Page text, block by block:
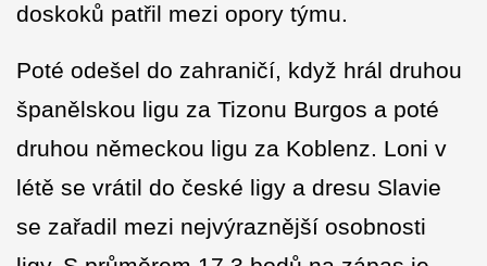
doskoků patřil mezi opory týmu.
Poté odešel do zahraničí, když hrál druhou
španělskou ligu za Tizonu Burgos a poté
druhou německou ligu za Koblenz. Loni v
létě se vrátil do české ligy a dresu Slavie
se zařadil mezi nejvýraznější osobnosti